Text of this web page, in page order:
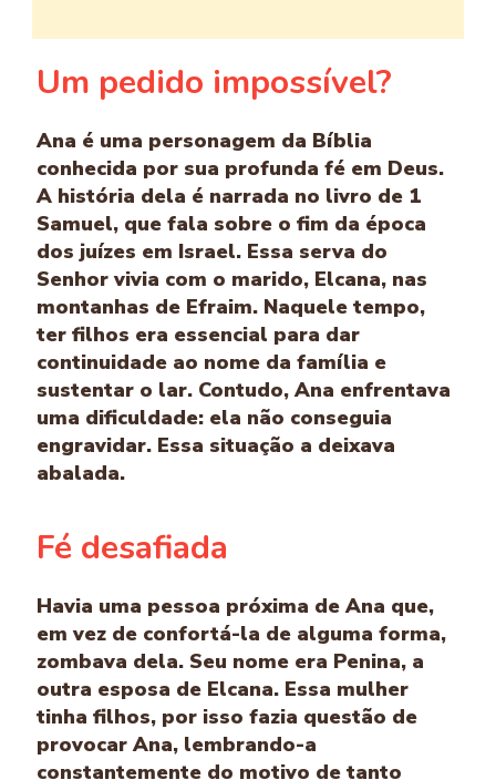
Um pedido impossível?
Ana é uma personagem da Bíblia
conhecida por sua profunda fé em Deus.
A história dela é narrada no livro de 1
Samuel, que fala sobre o fim da época
dos juízes em Israel. Essa serva do
Senhor vivia com o marido, Elcana, nas
montanhas de Efraim. Naquele tempo,
ter filhos era essencial para dar
continuidade ao nome da família e
sustentar o lar. Contudo, Ana enfrentava
uma dificuldade: ela não conseguia
engravidar. Essa situação a deixava
abalada.
Fé desafiada
Havia uma pessoa próxima de Ana que,
em vez de confortá-la de alguma forma,
zombava dela. Seu nome era Penina, a
outra esposa de Elcana. Essa mulher
tinha filhos, por isso fazia questão de
provocar Ana, lembrando-a
constantemente do motivo de tanto